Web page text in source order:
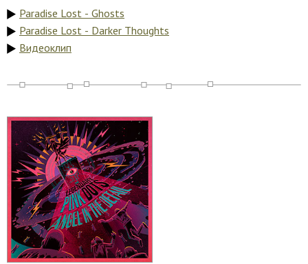
Paradise Lost - Ghosts
Paradise Lost - Darker Thoughts
Видеоклип